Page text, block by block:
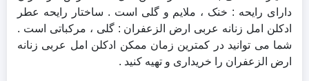
دارای رایحه : خنک ، ملایم و گلی است . ساختار رایحه عطر
ادکلن امل زنانه عربی ارض الزعفران : گلی ، مرکباتی است .
شما می توانید در کمترین زمان ممکن ادکلن امل عربی زنانه
ارض الزعفران را خریداری و تهیه کنید .